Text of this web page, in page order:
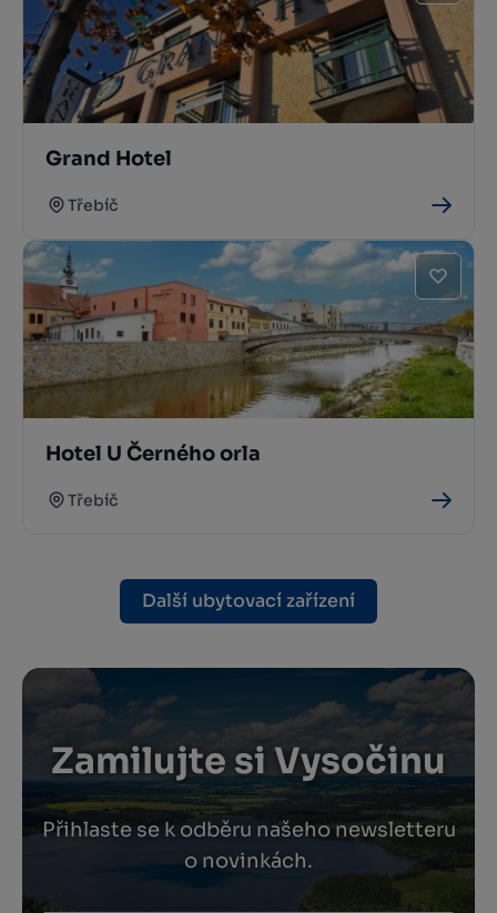
Grand Hotel
Třebíč
Hotel U Černého orla
Třebíč
Další ubytovací zařízení
Zamilujte si Vysočinu
Přihlaste se k odběru našeho newsletteru
o novinkách.